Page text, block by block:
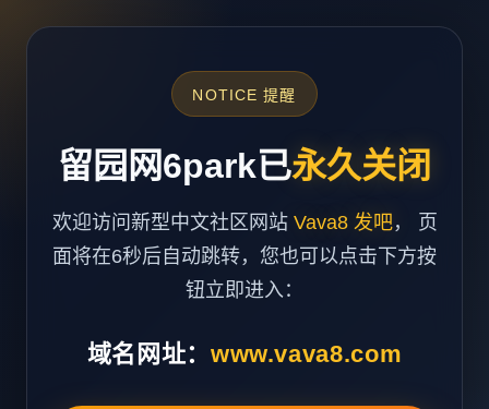
NOTICE 提醒
留园网6park已永久关闭
欢迎访问新型中文社区网站 Vava8 发吧， 页
面将在6秒后自动跳转，您也可以点击下方按
钮立即进入：
域名网址： www.vava8.com